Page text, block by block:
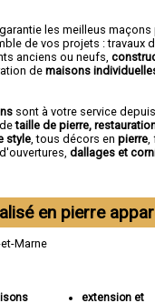
les meilleus maçons
de vos projets : travaux
anciens ou neufs,
de maisons
sont à votre service
taille de pierre,
style , tous décors en pierre
dallages et
en pierre
extension et